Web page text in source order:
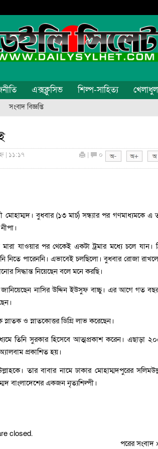
এক্সক্লুসিভ শিল্প-সাহিত্য
সংবাদ বিজ্ঞপ্তি
| ১১:১৭
| ০
মোহাম্মদ। বুধবার (১৩ মার্চ) সন্ধ্যার পর গণমাধ্যমকে এ
যাওয়ার পর থেকেই একটা ট্রমার মধ্যে চলে যান।
নিতে পারেননি। এভাবেই চলছিলো। বুধবার রোজা
সিদ্ধান্ত নিয়েছেন বলে মনে করছি।
জানিয়েছেন নাসির উদ্দিন ইউসুফ বাচ্চু। এর আগে গত
স্নাতক ও স্নাতকোত্তর ডিগ্রি লাভ করেছেন।
তিনি সুরকার হিসেবে আত্মপ্রকাশ করেন। এছাড়া
প্রকাশিত হয়।
তার বাবার নামে ঢাকার মোহাম্মদপুরের
বাংলাদেশের একজন নৃত্যশিল্পী।
closed.
পরের সংবাদ